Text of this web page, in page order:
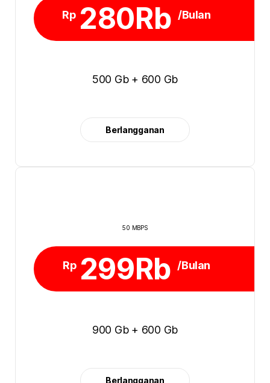
Rp 280Rb /Bulan
500 Gb + 600 Gb
Berlangganan
50 MBPS
Rp 299Rb /Bulan
900 Gb + 600 Gb
Berlangganan